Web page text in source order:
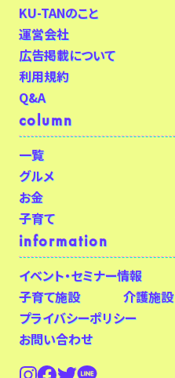
KU-TANのこと
運営会社
広告掲載について
利用規約
Q&A
column
一覧
グルメ
お金
子育て
information
イベント・セミナー情報
子育て施設
介護施設
プライバシーポリシー
お問い合わせ